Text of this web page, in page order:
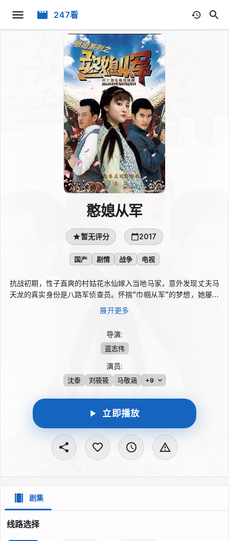
247看
憨媳从军
暂无评分 2017
国产 剧情 战争 电视
抗战初期，性子直爽的村姑花水仙嫁入当地马家，意外发现丈夫马
天龙的真实身份是八路军侦查员。怀揣“巾帼从军”的梦想，她屡屡
要求参与任务，却因鲁莽让马天龙心存顾虑。为掩护身份并完成抗
战行动，马天龙对她进行训练和革命思想引导。战火考验中，两人
战士。
展开更多
导演:
蓝志伟
演员:
沈泰 刘筱筱 马敬涵 +9
立即播放
剧集
线路选择